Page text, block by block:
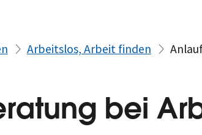
Arbeitslos, Arbeit finden
bei